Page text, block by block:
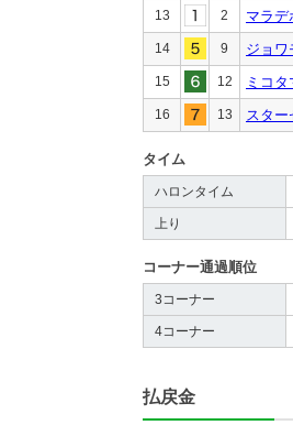
13 2 マラデ
14 9 ジョワ
15 12 ミコタ
16 13 スタ
タイム
ハロンタイム
上り
コーナー通過順位
3コーナー
4コーナー
払戻金